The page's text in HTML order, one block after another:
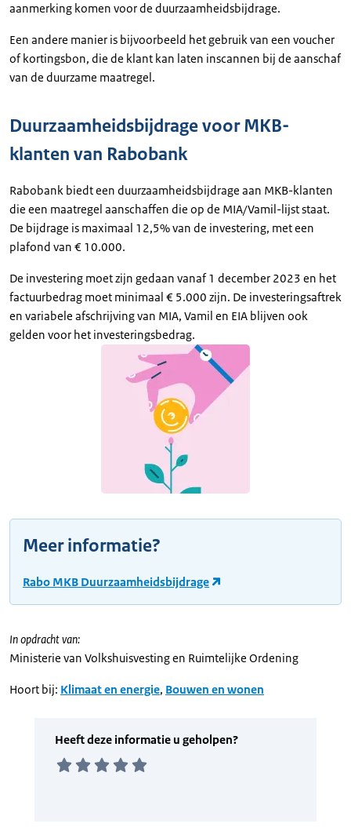
aanmerking komen voor de duurzaamheidsbijdrage.
Een andere manier is bijvoorbeeld het gebruik van een voucher
of kortingsbon, die de klant kan laten inscannen bij de aanschaf
van de duurzame maatregel.
Duurzaamheidsbijdrage voor MKB-
klanten van Rabobank
Rabobank biedt een duurzaamheidsbijdrage aan MKB-klanten
die een maatregel aanschaffen die op de MIA/Vamil-lijst staat.
De bijdrage is maximaal 12,5% van de investering, met een
plafond van € 10.000.
De investering moet zijn gedaan vanaf 1 december 2023 en het
factuurbedrag moet minimaal € 5.000 zijn. De investeringsaftrek
en variabele afschrijving van MIA, Vamil en EIA blijven ook
gelden voor het investeringsbedrag.
Meer informatie?
Rabo MKB Duurzaamheidsbijdrage
In opdracht van:
Ministerie van Volkshuisvesting en Ruimtelijke Ordening
Hoort bij: Klimaat en energie, Bouwen en wonen